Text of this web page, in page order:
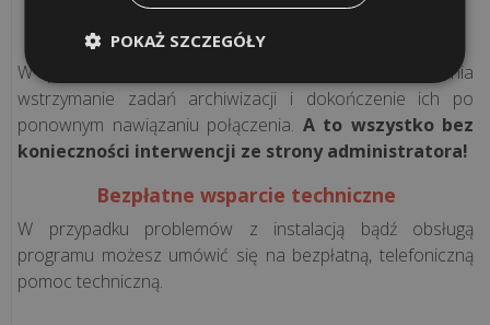
Jak
skutecznie
obniżyć
koszty
gastronomii?
Praktyczne
pora...
Ferro Backup System jest odporny na
awarie
W przypadku zerwania połączenia, system zapewnia
wstrzymanie zadań archiwizacji i dokończenie ich po
ponownym nawiązaniu połączenia. A to wszystko bez
konieczności interwencji ze strony administratora!
Bezpłatne wsparcie techniczne
W przypadku problemów z instalacją bądź obsługą
programu możesz umówić się na bezpłatną, telefoniczną
pomoc techniczną.
POKAŻ SZCZEGÓŁY